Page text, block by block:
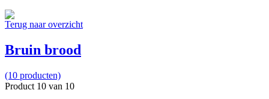
Terug naar overzicht
Bruin brood
(10 producten)
Product 10 van 10